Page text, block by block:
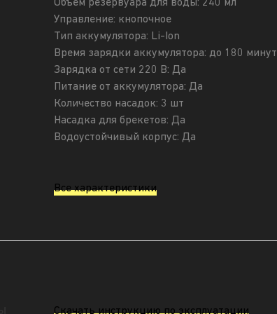
Объем резервуара для воды: 240 мл
Управление: кнопочное
Тип аккумулятора: Li-Ion
Время зарядки аккумулятора: до 180 минут
Зарядка от сети 220 В: Да
Питание от аккумулятора: Да
Количество насадок: 3 шт
Насадка для брекетов: Да
Водоустойчивый корпус: Да
Все характеристики
Скачать инструкцию по эксплуатации